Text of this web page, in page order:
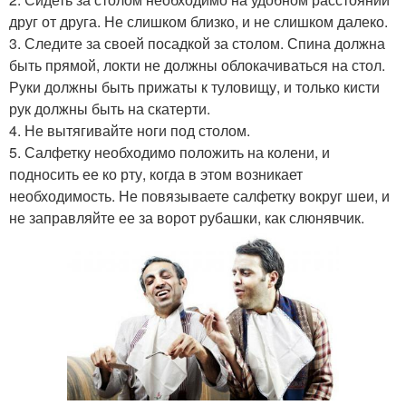
друг от друга. Не слишком близко, и не слишком далеко.
3. Следите за своей посадкой за столом. Спина должна
быть прямой, локти не должны облокачиваться на стол.
Руки должны быть прижаты к туловищу, и только кисти
рук должны быть на скатерти.
4. Не вытягивайте ноги под столом.
5. Салфетку необходимо положить на колени, и
подносить ее ко рту, когда в этом возникает
необходимость. Не повязываете салфетку вокруг шеи, и
не заправляйте ее за ворот рубашки, как слюнявчик.